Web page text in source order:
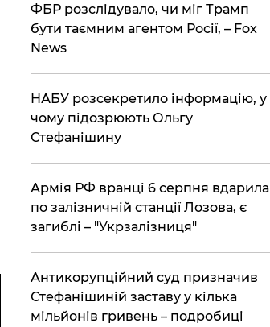
ФБР розслідувало, чи міг Трамп
бути таємним агентом Росії, – Fox
News
НАБУ розсекретило інформацію, у
чому підозрюють Ольгу
Стефанішину
Армія РФ вранці 6 серпня вдарила
по залізничній станції Лозова, є
загиблі – "Укрзалізниця"
Антикорупційний суд призначив
Стефанішиній заставу у кілька
мільйонів гривень – подробиці